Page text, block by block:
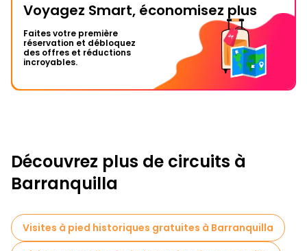
Voyagez Smart, économisez plus
Faites votre première
réservation et débloquez
des offres et réductions
incroyables.
Découvrez plus de circuits à
Barranquilla
Visites à pied historiques gratuites à Barranquilla